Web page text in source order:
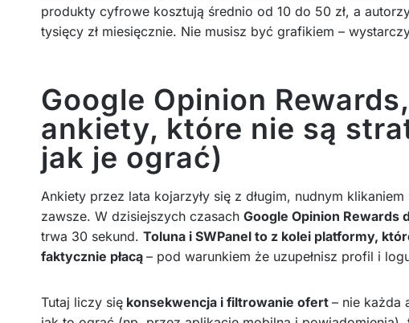
produkty cyfrowe kosztują średnio od 10 do 50 zł, a
tysięcy zł miesięcznie. Nie musisz być grafikiem –
Google Opinion
ankiety, które nie są
jak je ograć)
Ankiety przez lata kojarzyły się z długim, nudnym
zawsze. W dzisiejszych czasach Google Opinion Rewards
trwa 30 sekund. Toluna i SWPanel to z kolei platformy,
faktycznie płacą – pod warunkiem że uzupełnisz profil i
Tutaj liczy się konsekwencja i filtrowanie ofert – nie każda